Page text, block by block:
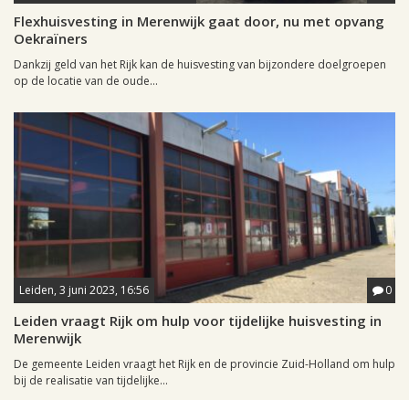
Flexhuisvesting in Merenwijk gaat door, nu met opvang
Oekraïners
Dankzij geld van het Rijk kan de huisvesting van bijzondere doelgroepen
op de locatie van de oude...
Leiden, 3 juni 2023, 16:56 0
Leiden vraagt Rijk om hulp voor tijdelijke huisvesting in
Merenwijk
De gemeente Leiden vraagt het Rijk en de provincie Zuid-Holland om hulp
bij de realisatie van tijdelijke...